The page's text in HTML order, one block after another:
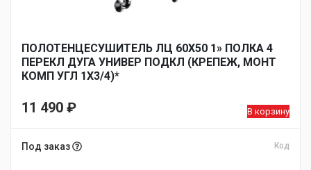
ПОЛОТЕНЦЕСУШИТЕЛЬ ЛЦ 60Х50 1» ПОЛКА 4
ПЕРЕКЛ ДУГА УНИВЕР ПОДКЛ (КРЕПЕЖ, МОНТ
КОМП УГЛ 1Х3/4)*
11 490 ₽ В корзину
Под заказ Код